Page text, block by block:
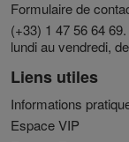
Formulaire de
(+33) 1 47 56 64
lundi au vendredi,
Liens utiles
Informations
Espace VIP